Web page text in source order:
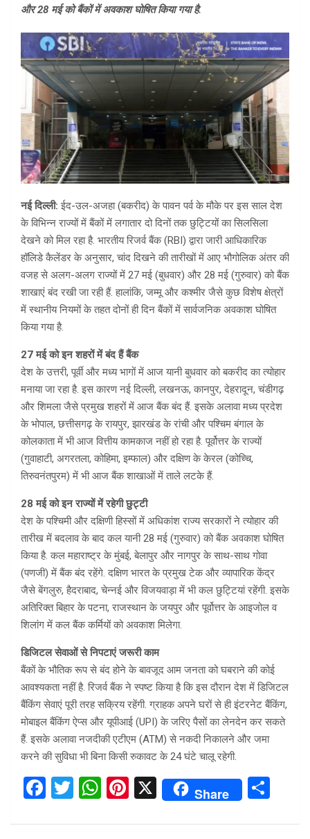
और 28 मई को बैंकों में अवकाश घोषित किया गया है.
नई दिल्ली:ईद-उल-अजहा (बकरीद) के पावन पर्व के मौके पर इस साल देश
के विभिन्न राज्यों में बैंकों में लगातार दो दिनों तक छुट्टियों का सिलसिला
देखने को मिल रहा है. भारतीय रिजर्व बैंक (RBI) द्वारा जारी आधिकारिक
हॉलिडे कैलेंडर के अनुसार, चांद दिखने की तारीखों में आए भौगोलिक अंतर की
वजह से अलग-अलग राज्यों में 27 मई (बुधवार) और 28 मई (गुरुवार) को बैंक
शाखाएं बंद रखी जा रही हैं. हालांकि, जम्मू और कश्मीर जैसे कुछ विशेष क्षेत्रों
में स्थानीय नियमों के तहत दोनों ही दिन बैंकों में सार्वजनिक अवकाश घोषित
किया गया है.
27 मई को इन शहरों में बंद हैं बैंक
देश के उत्तरी, पूर्वी और मध्य भागों में आज यानी बुधवार को बकरीद का त्योहार
मनाया जा रहा है. इस कारण नई दिल्ली, लखनऊ, कानपुर, देहरादून, चंडीगढ़
और शिमला जैसे प्रमुख शहरों में आज बैंक बंद हैं. इसके अलावा मध्य प्रदेश
के भोपाल, छत्तीसगढ़ के रायपुर, झारखंड के रांची और पश्चिम बंगाल के
कोलकाता में भी आज वित्तीय कामकाज नहीं हो रहा है. पूर्वोत्तर के राज्यों
(गुवाहाटी, अगरतला, कोहिमा, इम्फाल) और दक्षिण के केरल (कोच्चि,
तिरुवनंतपुरम) में भी आज बैंक शाखाओं में ताले लटके हैं.
28 मई को इन राज्यों में रहेगी छुट्टी
देश के पश्चिमी और दक्षिणी हिस्सों में अधिकांश राज्य सरकारों ने त्योहार की
तारीख में बदलाव के बाद कल यानी 28 मई (गुरुवार) को बैंक अवकाश घोषित
किया है. कल महाराष्ट्र के मुंबई, बेलापुर और नागपुर के साथ-साथ गोवा
(पणजी) में बैंक बंद रहेंगे. दक्षिण भारत के प्रमुख टेक और व्यापारिक केंद्र
जैसे बेंगलुरु, हैदराबाद, चेन्नई और विजयवाड़ा में भी कल छुट्टियां रहेंगी. इसके
अतिरिक्त बिहार के पटना, राजस्थान के जयपुर और पूर्वोत्तर के आइजोल व
शिलांग में कल बैंक कर्मियों को अवकाश मिलेगा.
डिजिटल सेवाओं से निपटाएं जरूरी काम
बैंकों के भौतिक रूप से बंद होने के बावजूद आम जनता को घबराने की कोई
आवश्यकता नहीं है. रिजर्व बैंक ने स्पष्ट किया है कि इस दौरान देश में डिजिटल
बैंकिंग सेवाएं पूरी तरह सक्रिय रहेंगी. ग्राहक अपने घरों से ही इंटरनेट बैंकिंग,
मोबाइल बैंकिंग ऐप्स और यूपीआई (UPI) के जरिए पैसों का लेनदेन कर सकते
हैं. इसके अलावा नजदीकी एटीएम (ATM) से नकदी निकालने और जमा
करने की सुविधा भी बिना किसी रुकावट के 24 घंटे चालू रहेगी.
F
ce
T
tt
W
at
Pi
er
X Share
ar